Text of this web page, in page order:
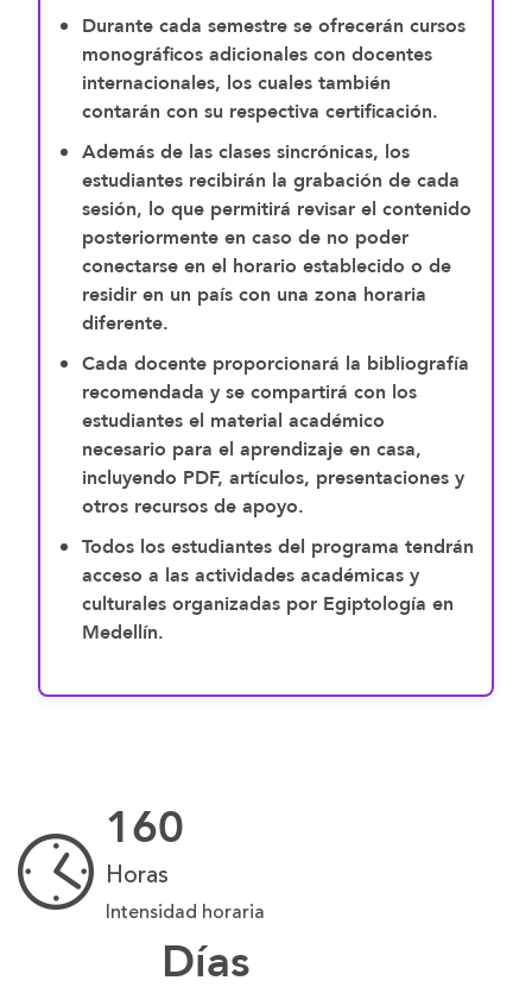
Durante cada semestre se ofrecerán cursos
monográficos adicionalescon docentes
internacionales, los cuales también
contarán con su respectiva certificación.
Además de las clases sincrónicas, los
estudiantes recibirán la grabación de cada
sesión, lo que permitirá revisar el contenido
posteriormente en caso de no poder
conectarse en el horario establecido o de
residir en un país con una zona horaria
diferente.
Cada docente proporcionará la bibliografía
recomendada y se compartirá con los
estudiantes el material académico
necesario para el aprendizaje en casa,
incluyendo PDF, artículos, presentaciones y
otros recursos de apoyo.
Todos los estudiantes del programa tendrán
acceso a las actividades académicas y
culturales organizadas por Egiptología en
Medellín.
160
Horas
Intensidad horaria
Días